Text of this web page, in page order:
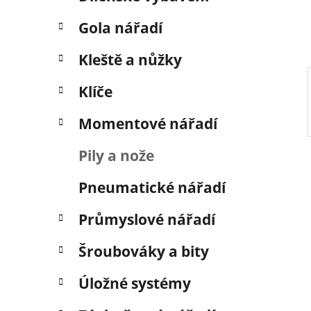
p
n
l
Gola nářadí
Kleště a nůžky
Klíče
Momentové nářadí
Pily a nože
Pneumatické nářadí
Průmyslové nářadí
Šroubováky a bity
Úložné systémy